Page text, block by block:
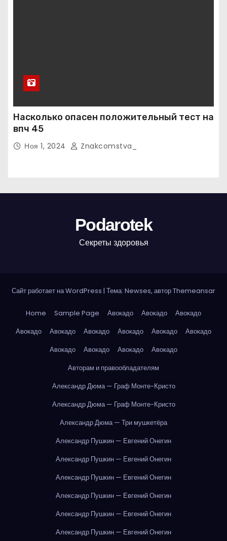
Насколько опасен положительный тест на
впч 45
Ноя 1, 2024 Znakcomstva_
Podarotek
Секреты здоровья
Сайт работает на WordPress | Тема: Newses, авторThemeansar
Home Sample Page Авокадо Авокадо
Авокадо
Авокадо
Авокадо Авокадо Авокадо Авокадо
Авокадо
Авокадо
Авокадо Авокадо
Авокадо
Авторам и правообладателям
Александр Дюма — Граф Монте-Кристо
Александр Дюма — Граф Монте-Кристо
Александр Дюма — Три мушкетёра
Александр Пушкин — Евгений Онегин
Александр Пушкин — Евгений Онегин
Александр Пушкин — Евгений Онегин
Александр Пушкин — Евгений Онегин
Александр Пушкин — Евгений Онегин
Александр Пушкин — Евгений Онегин